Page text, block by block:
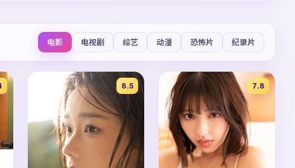
电影 电视剧 综艺 动漫 恐怖片 纪录片
8.5 7.8